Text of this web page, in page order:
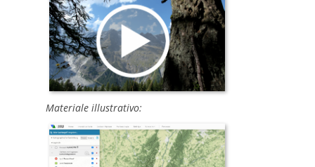
Materiale illustrativo: